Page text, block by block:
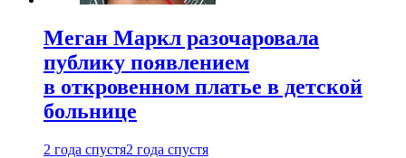
Меган Маркл разочаровала
публику появлением
в откровенном платье в детской
больнице
2 года спустя2 года спустя